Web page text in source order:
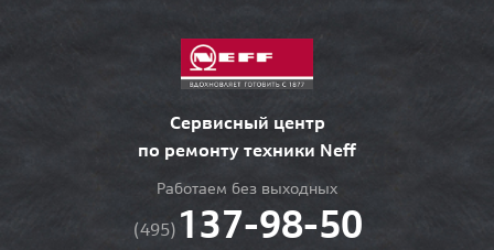
Сервисный центр
по ремонту техники Neff
Работаем без выходных
(495) 137-98-50